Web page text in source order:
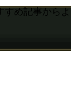
すめ記事から